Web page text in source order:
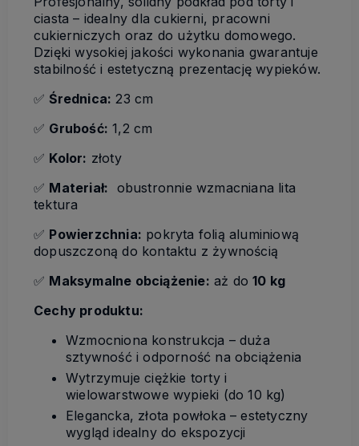
ciasta – idealny dla cukierni, pracowni
cukierniczych oraz do użytku domowego.
Dzięki wysokiej jakości wykonania gwarantuje
stabilność i estetyczną prezentację wypieków.
✅ Średnica: 23 cm
✅ Grubość: 1,2 cm
✅ Kolor: złoty
✅ Materiał: obustronnie wzmacniana lita
tektura
✅ Powierzchnia: pokryta folią aluminiową
dopuszczoną do kontaktu z żywnością
✅ Maksymalne obciążenie: aż do10 kg
Cechy produktu:
Wzmocniona konstrukcja – duża
sztywność i odporność na obciążenia
Wytrzymuje ciężkie torty i
wielowarstwowe wypieki (do 10 kg)
Elegancka, złota powłoka – estetyczny
wygląd idealny do ekspozycji